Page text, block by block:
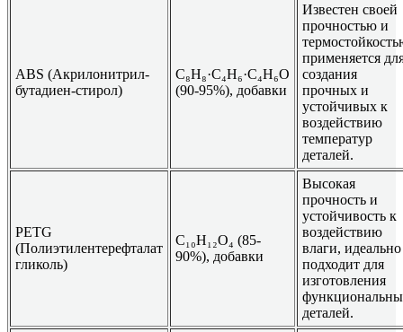
ABS (Акрилонитрил-
бутадиен-стирол)
C₈H₈·C₄H₆·C₄H₆O
(90-95%), добавки
Известен своей
прочностью и
применяется
создания
прочных и
устойчивых к
воздействию
температур
деталей.
PETG
(Полиэтилентерефталат
гликоль)
C₁₀H₁₂O₄ (85-
90%), добавки
Высокая
прочность и
устойчивость к
воздействию
влаги, идеально
подходит для
изготовления
деталей.